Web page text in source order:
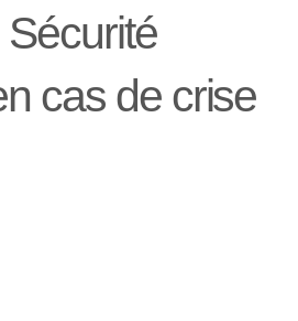
cas de crise